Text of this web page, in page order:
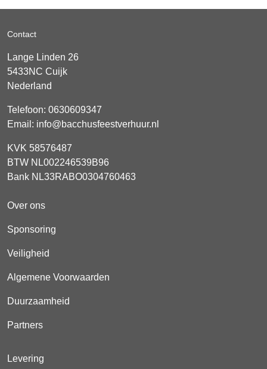
Contact
Lange Linden 26
5433NC Cuijk
Nederland
Telefoon: 0630609347
Email: info@bacchusfeestverhuur.nl
KVK 58576487
BTW NL002246539B96
Bank NL33RABO0304760463
Over ons
Sponsoring
Veiligheid
Algemene Voorwaarden
Duurzaamheid
Partners
Levering